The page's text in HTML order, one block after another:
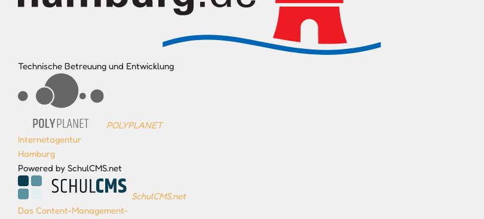
Technische Betreuung und Entwicklung
POLYPLANET
Internetagentur
Hamburg
Powered by SchulCMS.net
SchulCMS.net
Das Content-Management-